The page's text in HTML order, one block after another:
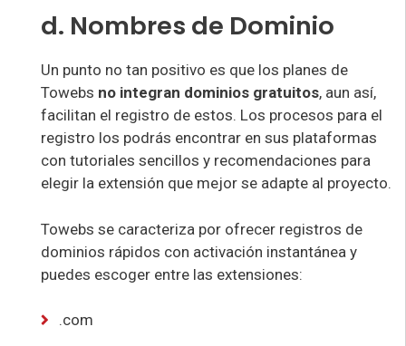
d. Nombres de Dominio
Un punto no tan positivo es que los planes de
Towebs no integran dominios gratuitos, aun así,
facilitan el registro de estos. Los procesos para el
registro los podrás encontrar en sus plataformas
con tutoriales sencillos y recomendaciones para
elegir la extensión que mejor se adapte al proyecto.
Towebs se caracteriza por ofrecer registros de
dominios rápidos con activación instantánea y
puedes escoger entre las extensiones:
.com